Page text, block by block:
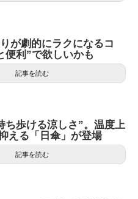
が劇的にラクになるコ
便利”で欲しいかも
記事を読む
ち歩ける涼しさ”。温度上
える「日傘」が登場
記事を読む